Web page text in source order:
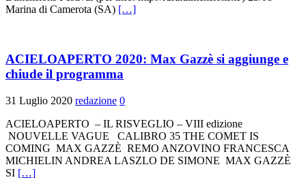
Marina di Camerota (SA) […]
ACIELOAPERTO 2020: Max Gazzè si aggiunge e
chiude il programma
31 Luglio 2020 redazione 0
ACIELOAPERTO – IL RISVEGLIO – VIII edizione
NOUVELLE VAGUE CALIBRO 35 THE COMET IS
COMING MAX GAZZÈ REMO ANZOVINO FRANCESCA
MICHIELIN ANDREA LASZLO DE SIMONE MAX GAZZÈ
SI […]